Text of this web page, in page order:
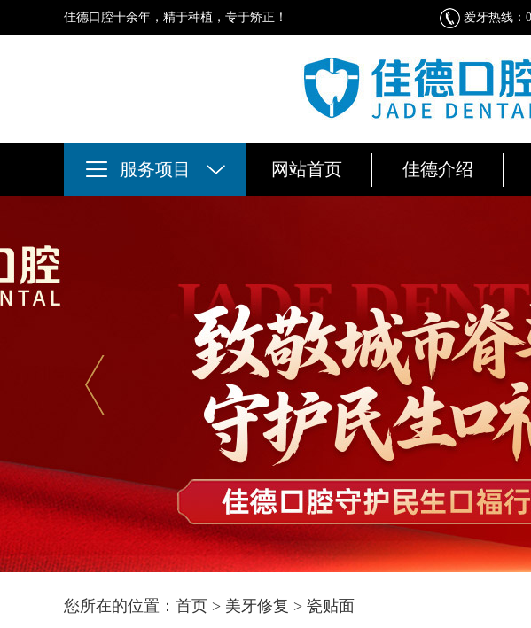
佳德口腔十余年，精于种植，专于矫正！ 爱牙热线：
服务项目 网站首页 佳德介绍
您所在的位置： 首页 > 美牙修复 > 瓷贴面